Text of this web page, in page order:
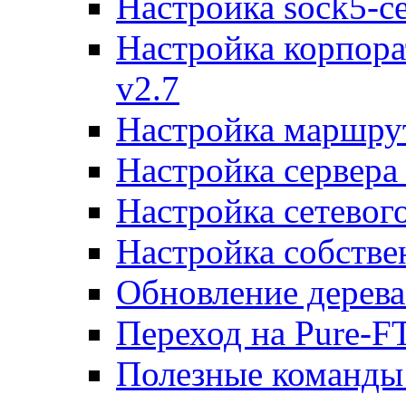
Настройка
v2.7
Настройка
Настройка
Настройка
Настройка
Обновление
Переход на Pure-
Полезные